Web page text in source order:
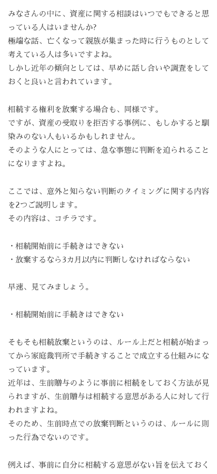
みなさんの中に、資産に関する相談はいつでもできると思
っている人はいませんか?
極端な話、亡くなって親族が集まった時に行うものとして
考えている人は多いですよね。
しかし近年の傾向としては、早めに話し合いや調査をして
おくと良いと言われています。
相続する権利を放棄する場合も、同様です。
ですが、資産の受取りを拒否する事例に、もしかすると馴
染みのない人もいるかもしれません。
そのような人にとっては、急な事態に判断を迫られること
になりますよね。
ここでは、意外と知らない判断のタイミングに関する内容
を2つご説明します。
その内容は、コチラです。
・相続開始前に手続きはできない
・放棄するなら3カ月以内に判断しなければならない
早速、見てみましょう。
・相続開始前に手続きはできない
そもそも相続放棄というのは、ルール上だと相続が始まっ
てから家庭裁判所で手続きすることで成立する仕組みにな
っています。
近年は、生前贈与のように事前に相続をしておく方法が見
られますが、生前贈与は相続する意思がある人に対して行
われますよね。
そのため、生前時点での放棄判断というのは、ルールに則
った行為でないのです。
例えば、事前に自分に相続する意思がない旨を伝えておく